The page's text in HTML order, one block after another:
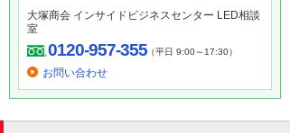
大塚商会 インサイドビジネスセンター LED相談
室
0120-957-355（平日 9:00～17:30）
お問い合わせ